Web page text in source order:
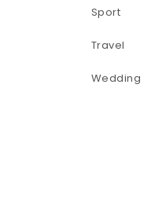
Sport
Travel
Wedding